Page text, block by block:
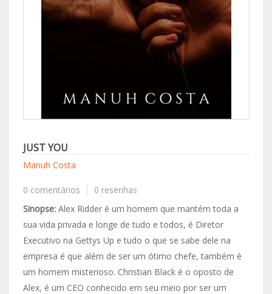
JUST YOU
Manuh Costa
0 comentários
0 resenhas
Sinopse:Alex Ridder é um homem que mantém toda a
sua vida privada e longe de tudo e todos, é Diretor
Executivo na Gettys Up e tudo o que se sabe dele na
empresa é que além de ser um ótimo chefe, também é
um homem misterioso. Christian Black é o oposto de
Alex, é um CEO conhecido em seu meio por ser um